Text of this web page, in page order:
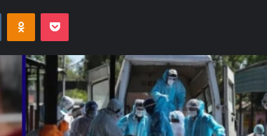
VKontakteOdnoklassniki
Pocket